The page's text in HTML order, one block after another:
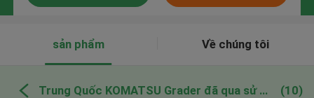
sản phẩm Về chúng tôi
Trung Quốc KOMATSU Grader đã qua sử dụng (10)